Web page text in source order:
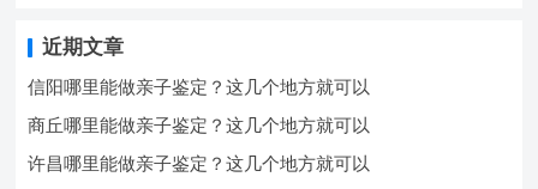
近期文章
信阳哪里能做亲子鉴定？这几个地方就可以
商丘哪里能做亲子鉴定？这几个地方就可以
许昌哪里能做亲子鉴定？这几个地方就可以